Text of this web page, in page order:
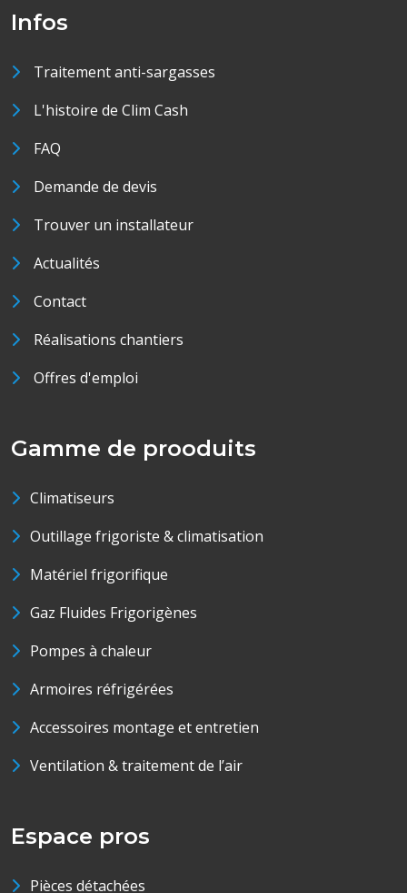
Infos
Traitement anti-sargasses
L'histoire de Clim Cash
FAQ
Demande de devis
Trouver un installateur
Actualités
Contact
Réalisations chantiers
Offres d'emploi
Gamme de prooduits
Climatiseurs
Outillage frigoriste & climatisation
Matériel frigorifique
Gaz Fluides Frigorigènes
Pompes à chaleur
Armoires réfrigérées
Accessoires montage et entretien
Ventilation & traitement de l’air
Espace pros
Pièces détachées